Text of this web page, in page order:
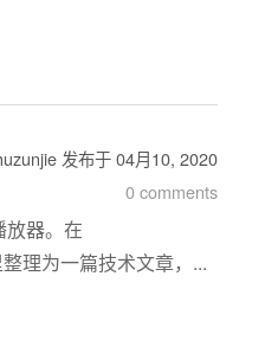
发布于04月10, 2020
0 comments
器。在
理为一篇技术文章，...